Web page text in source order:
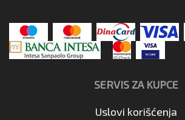
SERVIS ZA KUPCE
Uslovi korišćenja